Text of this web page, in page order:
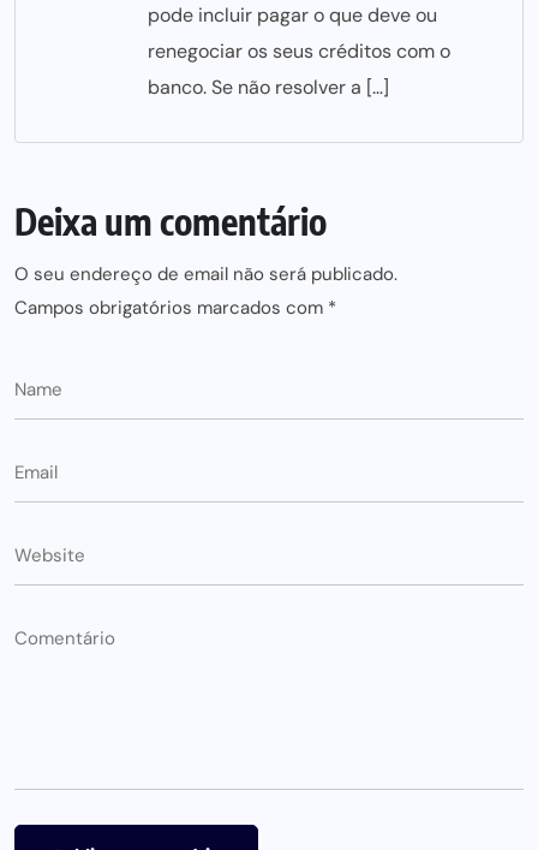
pode incluir pagar o que deve ou
renegociar os seus créditos com o
banco. Se não resolver a […]
Deixa um comentário
O seu endereço de email não será publicado.
Campos obrigatórios marcados com *